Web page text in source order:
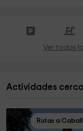
Ver todas
Actividades
Rutas a